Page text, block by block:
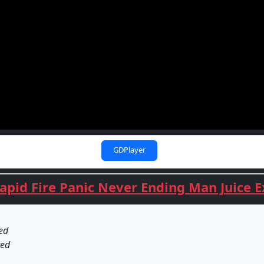
GDPlayer
Fire Panic Never Ending Man Juice